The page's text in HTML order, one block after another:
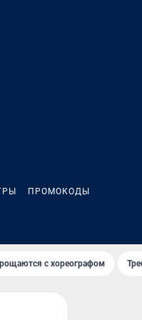
ПРОМОКОДЫ
с хореографом